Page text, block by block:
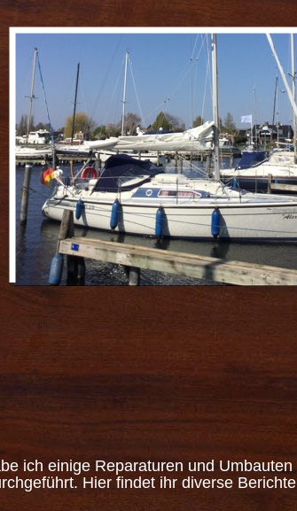
ich einige Reparaturen und Umbauten
Hier findet ihr diverse Berichte